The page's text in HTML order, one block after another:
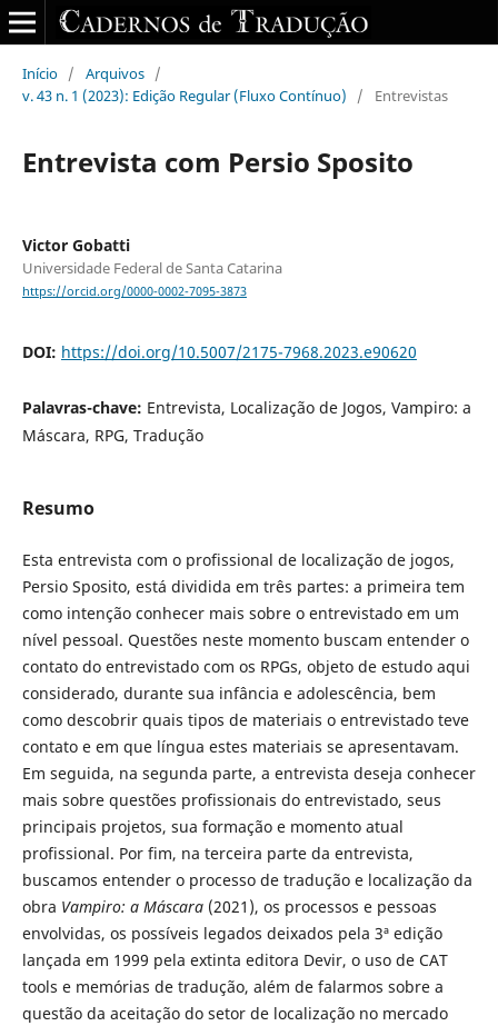
Início / Arquivos /
v. 43 n. 1 (2023): Edição Regular (Fluxo Contínuo)
/ Entrevistas
Entrevista com Persio Sposito
Victor Gobatti
Universidade Federal de Santa Catarina
https://orcid.org/0000-0002-7095-3873
DOI: https://doi.org/10.5007/2175-7968.2023.e90620
Palavras-chave: Entrevista, Localização de Jogos, Vampiro: a
Máscara, RPG, Tradução
Resumo
Esta entrevista com o profissional de localização de jogos,
Persio Sposito, está dividida em três partes: a primeira tem
como intenção conhecer mais sobre o entrevistado em um
nível pessoal. Questões neste momento buscam entender o
contato do entrevistado com os RPGs, objeto de estudo aqui
considerado, durante sua infância e adolescência, bem
como descobrir quais tipos de materiais o entrevistado teve
contato e em que língua estes materiais se apresentavam.
Em seguida, na segunda parte, a entrevista deseja conhecer
mais sobre questões profissionais do entrevistado, seus
principais projetos, sua formação e momento atual
profissional. Por fim, na terceira parte da entrevista,
buscamos entender o processo de tradução e localização da
obra Vampiro: a Máscara(2021), os processos e pessoas
envolvidas, os possíveis legados deixados pela 3ª edição
lançada em 1999 pela extinta editora Devir, o uso de CAT
tools e memórias de tradução, além de falarmos sobre a
questão da aceitação do setor de localização no mercado